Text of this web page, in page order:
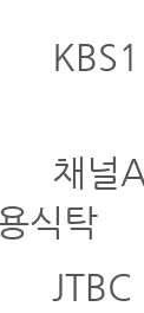
KBS1
채널
식탁
JTBC